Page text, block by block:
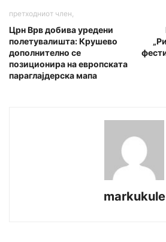
претходниот член,
Црн Врв добива уредени
полетувалишта: Крушево
дополнително се
позиционира на европската
параглајдерска мапа
markukule